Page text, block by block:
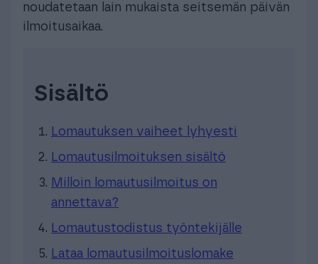
noudatetaan lain mukaista seitsemän päivän
ilmoitusaikaa.
Sisältö
Lomautuksen vaiheet lyhyesti
Lomautusilmoituksen sisältö
Milloin lomautusilmoitus on
annettava?
Lomautustodistus työntekijälle
Lataa lomautusilmoituslomake